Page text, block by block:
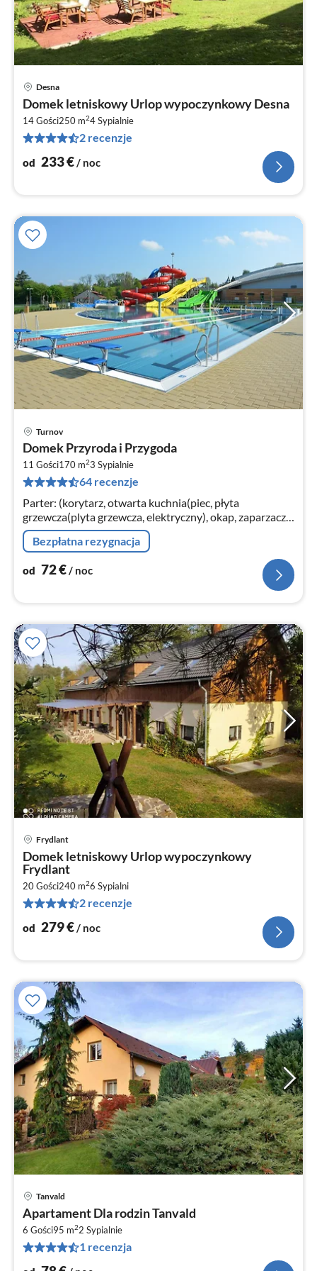
Desna
Domek letniskowy Urlop wypoczynkowy Desna
14 Gości250 m24Sypialnie
2 recenzje
od 233€/ noc
Turnov
Domek Przyroda i Przygoda
11 Gości170 m23 Sypialnie
64 recenzje
Parter: (korytarz, otwarta kuchnia(piec, płyta
grzewcza(plyta grzewcza, elektryczny), okap, zaparzacz
do kawy, zmywarka do naczyń, lodówko-zamrażarka)
Bezpłatna rezygnacja
od 72€/ noc
Frydlant
Domek letniskowy Urlop wypoczynkowy
Frydlant
20 Gości240 m26 Sypialni
2 recenzje
od 279€ / noc
Tanvald
Apartament Dla rodzin Tanvald
6 Gości95 m22 Sypialnie
1 recenzja